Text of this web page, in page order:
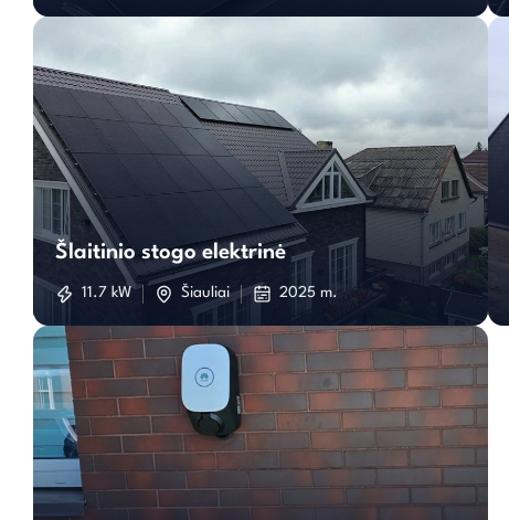
Šlaitinio
stogo
elektrinė
Šlaitinio stogo elektrinė
11.7 kW Šiauliai 2025 m.
Įkorvimo